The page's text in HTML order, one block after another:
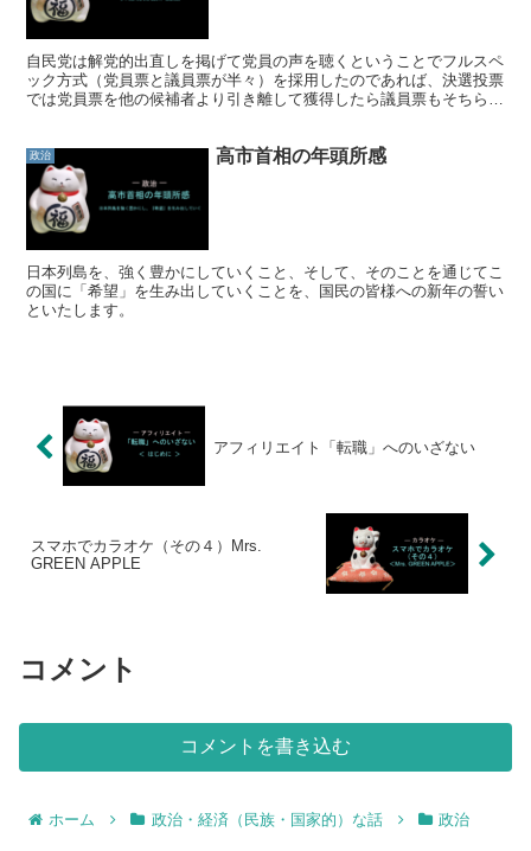
自民党は解党的出直しを掲げて党員の声を聴くということでフルスペ
ック方式（党員票と議員票が半々）を採用したのであれば、決選投票
では党員票を他の候補者より引き離して獲得したら議員票もそちらに
政治 高市首相の年頭所感
日本列島を、強く豊かにしていくこと、そして、そのことを通じてこ
の国に「希望」を生み出していくことを、国民の皆様への新年の誓い
といたします。
アフィリエイト「転職」へのいざない
スマホでカラオケ（その４）Mrs.
GREEN APPLE
コメント
コメントを書き込む
ホーム 政治・経済（民族・国家的）な話 政治